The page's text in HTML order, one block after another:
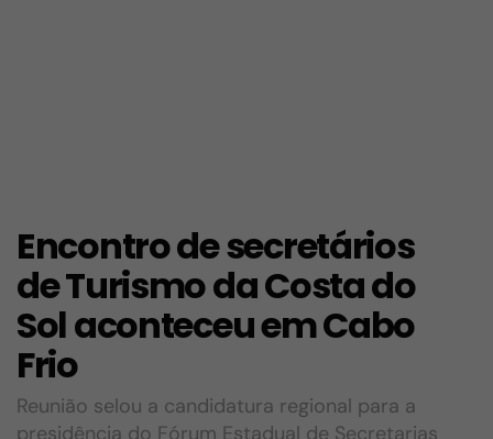
Encontro de secretários
de Turismo da Costa do
Sol aconteceu em Cabo
Frio
Reunião selou a candidatura regional para a